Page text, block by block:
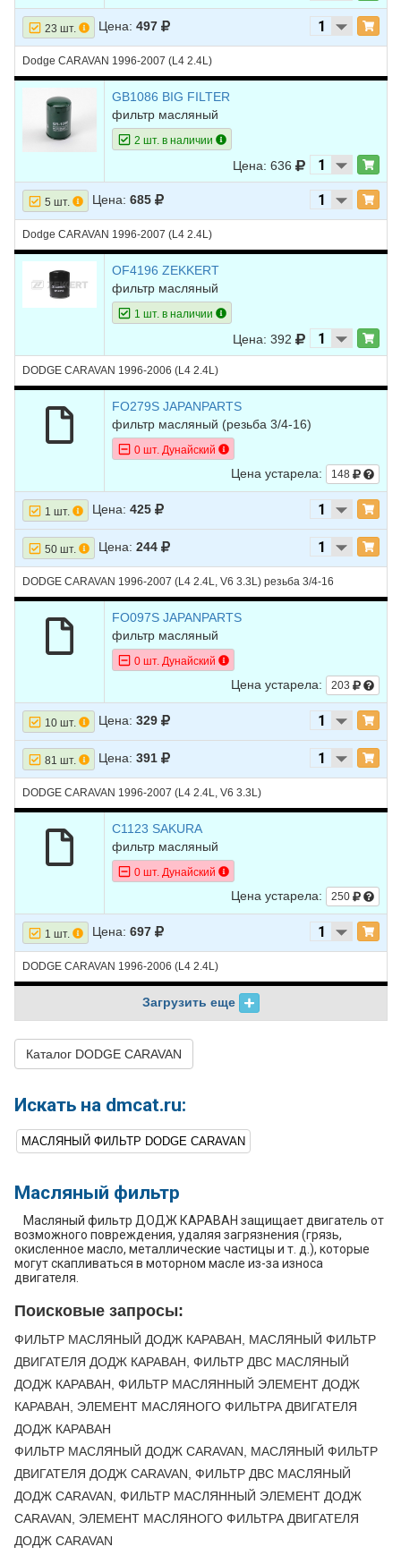
23 шт. Цена: 497
Dodge CARAVAN 1996-2007 (L4 2.4L)
GB1086 BIG FILTER
фильтр масляный
2 шт. в наличии
Цена: 636
5 шт. Цена: 685
Dodge CARAVAN 1996-2007 (L4 2.4L)
OF4196 ZEKKERT
фильтр масляный
1 шт. в наличии
Цена: 392
DODGE CARAVAN 1996-2006 (L4 2.4L)
FO279S JAPANPARTS
фильтр масляный (резьба 3/4-16)
0 шт. Дунайский
Цена устарела: 148
1 шт. Цена: 425
50 шт. Цена: 244
DODGE CARAVAN 1996-2007 (L4 2.4L, V6 3.3L) резьба 3/4-16
FO097S JAPANPARTS
фильтр масляный
0 шт. Дунайский
Цена устарела: 203
10 шт. Цена: 329
81 шт. Цена: 391
DODGE CARAVAN 1996-2007 (L4 2.4L, V6 3.3L)
C1123 SAKURA
фильтр масляный
0 шт. Дунайский
Цена устарела: 250
1 шт. Цена: 697
DODGE CARAVAN 1996-2006 (L4 2.4L)
Загрузить еще
Каталог DODGE CARAVAN
Искать на dmcat.ru:
МАСЛЯНЫЙ ФИЛЬТР DODGE CARAVAN
Масляный фильтр
Масляный фильтр ДОДЖ КАРАВАН защищает двигатель от
возможного повреждения, удаляя загрязнения (грязь,
окисленное масло, металлические частицы и т. д.), которые
могут скапливаться в моторном масле из-за износа
двигателя.
Поисковые запросы:
ФИЛЬТР МАСЛЯНЫЙ ДОДЖ КАРАВАН, МАСЛЯНЫЙ ФИЛЬТР
ДВИГАТЕЛЯ ДОДЖ КАРАВАН, ФИЛЬТР ДВС МАСЛЯНЫЙ
ДОДЖ КАРАВАН, ФИЛЬТР МАСЛЯННЫЙ ЭЛЕМЕНТ ДОДЖ
КАРАВАН, ЭЛЕМЕНТ МАСЛЯНОГО ФИЛЬТРА ДВИГАТЕЛЯ
ДОДЖ КАРАВАН
ФИЛЬТР МАСЛЯНЫЙ ДОДЖ CARAVAN, МАСЛЯНЫЙ ФИЛЬТР
ДВИГАТЕЛЯ ДОДЖ CARAVAN, ФИЛЬТР ДВС МАСЛЯНЫЙ
ДОДЖ CARAVAN, ФИЛЬТР МАСЛЯННЫЙ ЭЛЕМЕНТ ДОДЖ
CARAVAN, ЭЛЕМЕНТ МАСЛЯНОГО ФИЛЬТРА ДВИГАТЕЛЯ
ДОДЖ CARAVAN